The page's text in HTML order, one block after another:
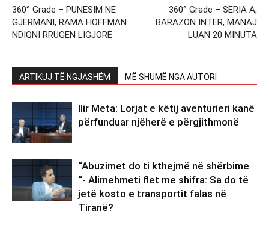
360° Grade – PUNESIM NE
GJERMANI, RAMA HOFFMAN
NDIQNI RRUGEN LIGJORE
360° Grade – SERIA A,
BARAZON INTER, MANAJ
LUAN 20 MINUTA
ARTIKUJ TË NGJASHËM MË SHUMË NGA AUTORI
Ilir Meta: Lorjat e këtij aventurieri kanë
përfunduar njëherë e përgjithmonë
“Abuzimet do ti kthejmë në shërbime
“- Alimehmeti flet me shifra: Sa do të
jetë kosto e transportit falas në
Tiranë?